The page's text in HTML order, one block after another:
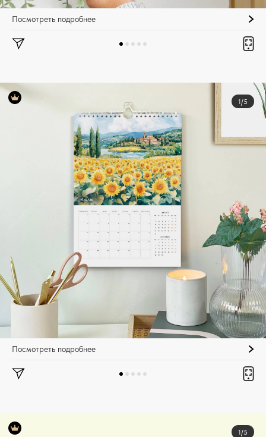
Посмотреть подробнее
1/5
Посмотреть подробнее
1/5